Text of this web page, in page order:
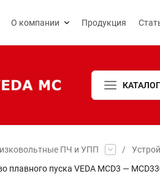
О компании Продукция
ПЧ и УПП /
плавного пуска VEDA MCD3 —